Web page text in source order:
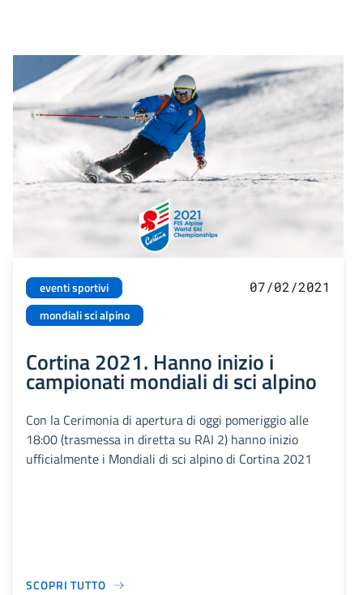
eventi sportivi
mondiali sci alpino
07/02/2021
Cortina 2021. Hanno inizio i
campionati mondiali di sci alpino
Con la Cerimonia di apertura di oggi pomeriggio alle
18:00 (trasmessa in diretta su RAI 2) hanno inizio
ufficialmente i Mondiali di sci alpino di Cortina 2021
SCOPRI TUTTO